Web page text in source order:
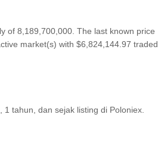
of 8,189,700,000. The last known price
market(s) with $6,824,144.97 traded
tahun, dan sejak listing di Poloniex.